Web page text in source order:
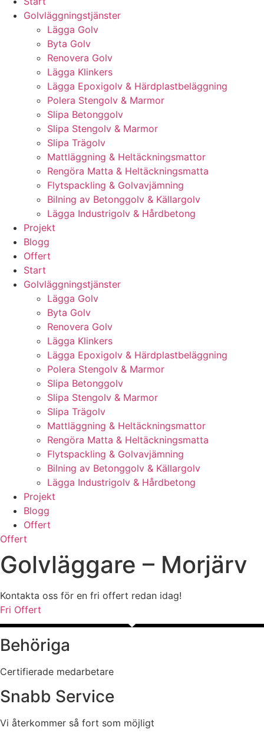
Golvläggningstjänster
Lägga Golv
Byta Golv
Renovera Golv
Lägga Klinkers
Lägga Epoxigolv & Härdplastbeläggning
Polera Stengolv & Marmor
Slipa Betonggolv
Slipa Stengolv & Marmor
Slipa Trägolv
Mattläggning & Heltäckningsmattor
Rengöra Matta & Heltäckningsmatta
Flytspackling & Golvavjämning
Bilning av Betonggolv & Källargolv
Lägga Industrigolv & Hårdbetong
Projekt
Blogg
Offert
Start
Golvläggningstjänster
Lägga Golv
Byta Golv
Renovera Golv
Lägga Klinkers
Lägga Epoxigolv & Härdplastbeläggning
Polera Stengolv & Marmor
Slipa Betonggolv
Slipa Stengolv & Marmor
Slipa Trägolv
Mattläggning & Heltäckningsmattor
Rengöra Matta & Heltäckningsmatta
Flytspackling & Golvavjämning
Bilning av Betonggolv & Källargolv
Lägga Industrigolv & Hårdbetong
Projekt
Blogg
Offert
Offert
Golvläggare – Morjärv
Kontakta oss för en fri offert redan idag!
Fri Offert
Behöriga
Certifierade medarbetare
Snabb Service
Vi återkommer så fort som möjligt